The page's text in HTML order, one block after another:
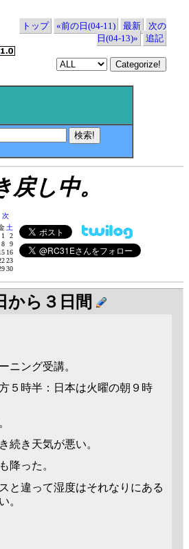
トップ «前の日(04-11) 最新
次の
日(04-13)»
追記
戻し中。
次
土
1
2
8
9
16
23
30
から３日間
ニング受講。
５時半：日本は火曜の朝９時
続き天気が悪い。
降った。
と違って湿度はそれなりにある
。